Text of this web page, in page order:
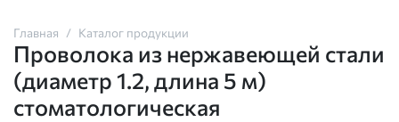
Главная Каталог продукции
Проволока из нержавеющей стали
(диаметр 1.2, длина 5 м)
стоматологическая